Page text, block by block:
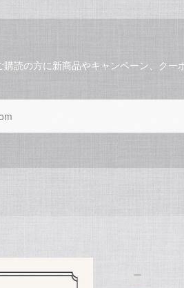
購読の方に新商品やキャンペーン、クー